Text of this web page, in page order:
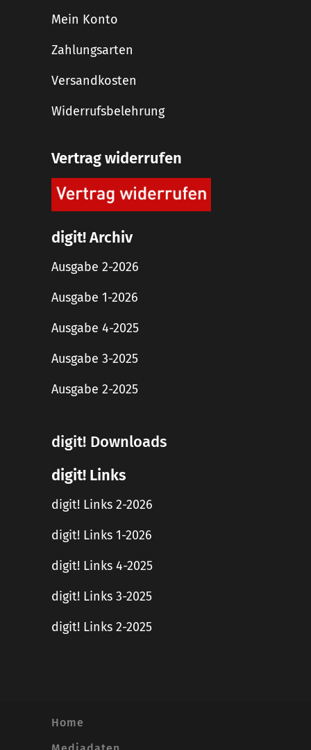
Mein Konto
Zahlungsarten
Versandkosten
Widerrufsbelehrung
Vertrag widerrufen
digit! Archiv
Ausgabe 2-2026
Ausgabe 1-2026
Ausgabe 4-2025
Ausgabe 3-2025
Ausgabe 2-2025
digit! Downloads
digit! Links
digit! Links 2-2026
digit! Links 1-2026
digit! Links 4-2025
digit! Links 3-2025
digit! Links 2-2025
Home